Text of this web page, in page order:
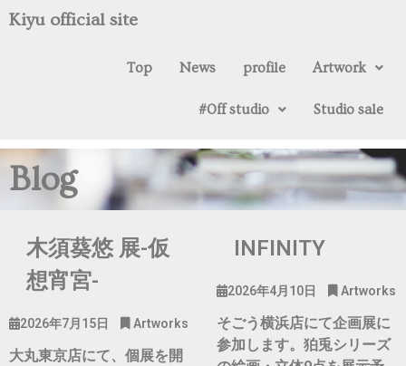
Kiyu official site
Top News profile Artwork
#0ff studio Studio sale
Blog
木須葵悠 展-仮
想宵宮-
2026年7月15日 Artworks
大丸東京店にて、個展を開
INFINITY
2026年4月10日 Artworks
そごう横浜店にて企画展に
参加します。狛兎シリーズ